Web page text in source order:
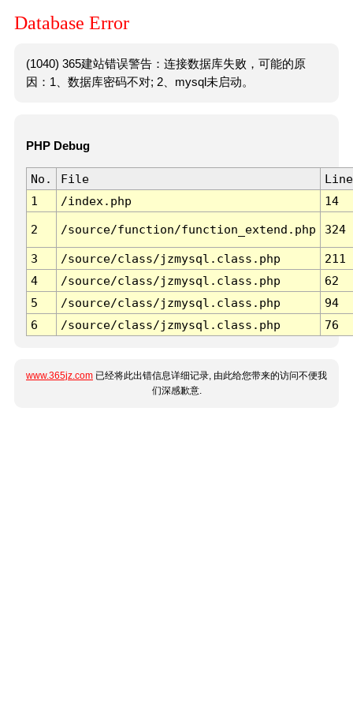
Database Error
(1040) 365建站错误警告：连接数据库失败，可能的原
因：1、数据库密码不对; 2、mysql未启动。
PHP Debug
No. File
Line
1
/index.php 14
2 /source/function/function_extend.php 324
3 /source/class/jzmysql.class.php
211
4
/source/class/jzmysql.class.php
62
5
/source/class/jzmysql.class.php
94
6
/source/class/jzmysql.class.php 76
www.365jz.com 已经将此出错信息详细记录, 由此给您带来的访问不便我
们深感歉意.